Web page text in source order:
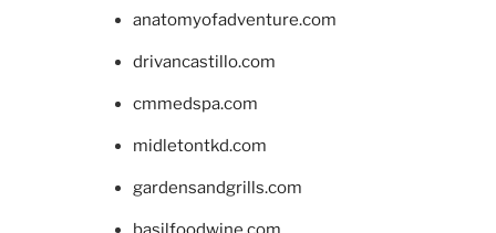
anatomyofadventure.com
drivancastillo.com
cmmedspa.com
midletontkd.com
gardensandgrills.com